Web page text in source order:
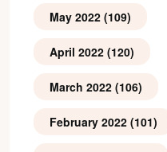
May 2022(109)
April 2022(120)
March 2022(106)
February 2022(101)